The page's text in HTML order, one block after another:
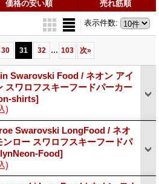
価格の安い順 売れ筋順
表示件数:
30 31 32 ... 103 次»
Swarovski Food / ネオン アイ
スワロフスキーフードパーカー
shirts]
)
Swarovski LongFood / ネオ
ンロー スワロフスキーフードパ
Food]
)